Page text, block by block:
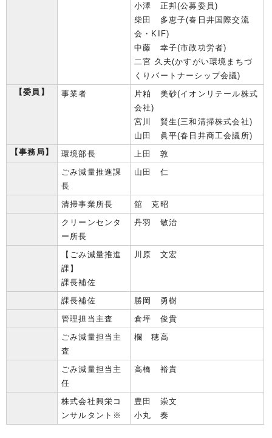
小澤 正邦(公募委員)
柴田 多恵子(春日井国際交流
会・KIF)
中藤 幸子(市政功労者)
二宮 久夫(かすがい環境まちづ
くりパートナーシップ会議)
【委員】
事業者
片粕 美砂(イオンリテール株式
会社)
宮川 賢生(三和清掃株式会社)
山田 眞平(春日井商工会議所)
【事務局】
環境部長
上田 敦
ごみ減量推進課
長
山田 仁
清掃事業所長
舘 克昭
クリーンセンタ
ー所長
丹羽 敏治
【ごみ減量推進
課】
課長補佐
川原 文宏
課長補佐
勝岡 勇樹
管理担当主査
倉坪 俊貴
ごみ減量担当主
査
欄 穂高
ごみ減量担当主
任
高橋 裕貴
株式会社興栄コ
ンサルタント※
豊田 崇文
小丸 奏